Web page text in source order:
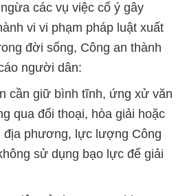
các vụ việc cố ý gây
vi vi phạm pháp luật xuất
đời sống, Công an thành
người dân:
cần giữ bình tĩnh, ứng xử văn
qua đối thoại, hòa giải hoặc
địa phương, lực lượng Công
sử dụng bạo lực để giải